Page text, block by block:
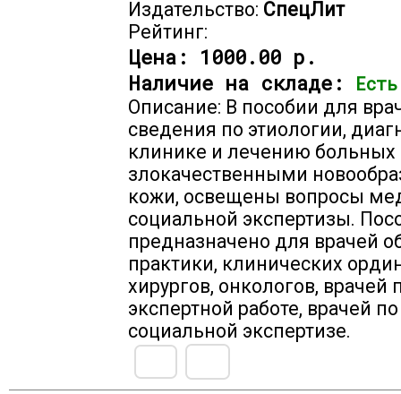
Издательство: СпецЛит
Рейтинг:
Цена: 1000.00 р.
Наличие на складе:
Описание: В пособии для
сведения по этиологии,
клинике и лечению больных
злокачественными
кожи, освещены вопросы
социальной экспертизы.
предназначено для врачей
практики, клинических
хирургов, онкологов, врачей
экспертной работе, врачей
социальной экспертизе.